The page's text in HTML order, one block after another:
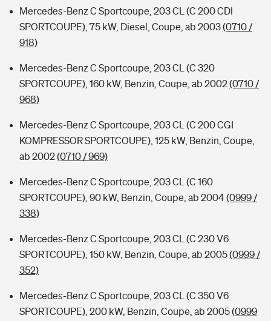
Mercedes-Benz C Sportcoupe, 203 CL (C 200 CDI
SPORTCOUPE), 75 kW, Diesel, Coupe, ab 2003(0710 /
918)
Mercedes-Benz C Sportcoupe, 203 CL (C 320
SPORTCOUPE), 160 kW, Benzin, Coupe, ab 2002(0710 /
968)
Mercedes-Benz C Sportcoupe, 203 CL (C 200 CGI
KOMPRESSOR SPORTCOUPE), 125 kW, Benzin, Coupe,
ab 2002(0710 / 969)
Mercedes-Benz C Sportcoupe, 203 CL (C 160
SPORTCOUPE), 90 kW, Benzin, Coupe, ab 2004(0999 /
338)
Mercedes-Benz C Sportcoupe, 203 CL (C 230 V6
SPORTCOUPE), 150 kW, Benzin, Coupe, ab 2005(0999 /
352)
Mercedes-Benz C Sportcoupe, 203 CL (C 350 V6
SPORTCOUPE), 200 kW, Benzin, Coupe, ab 2005(0999